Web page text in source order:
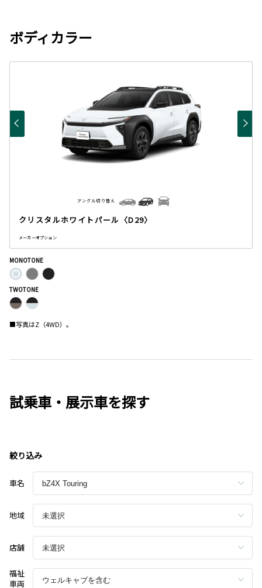
ボディカラー
クリスタルホワイトパール〈D29〉
メーカーオプション
アングル切り替え
MONOTONE
TWOTONE
■写真はZ（4WD）。
試乗車・展示車を探す
絞り込み
車名
地域
店舗
福祉
車両